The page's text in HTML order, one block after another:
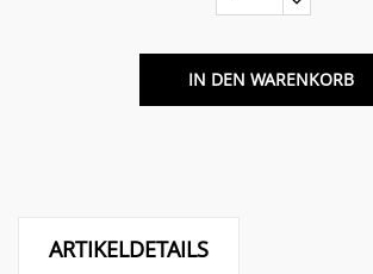
IN DEN WARENKORB
ARTIKELDETAILS